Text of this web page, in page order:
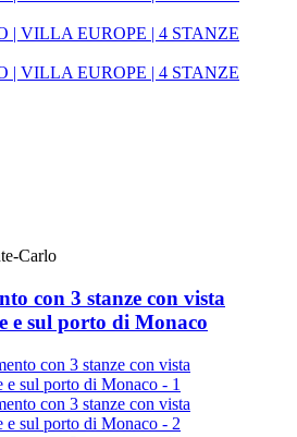
Carlo
con 3 stanze con vista
e sul porto di Monaco